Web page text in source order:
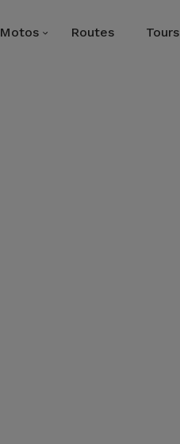
Motos Routes Tours